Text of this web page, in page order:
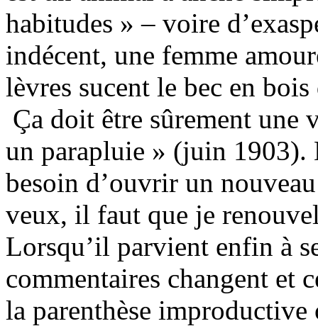
habitudes » – voire
indécent, une femme
lèvres sucent le bec en
Ça doit être sûrement une
un parapluie » (juin 1903).
besoin d’ouvrir un
veux, il faut que je
Lorsqu’il parvient enfin à
commentaires changent et
la parenthèse improductive